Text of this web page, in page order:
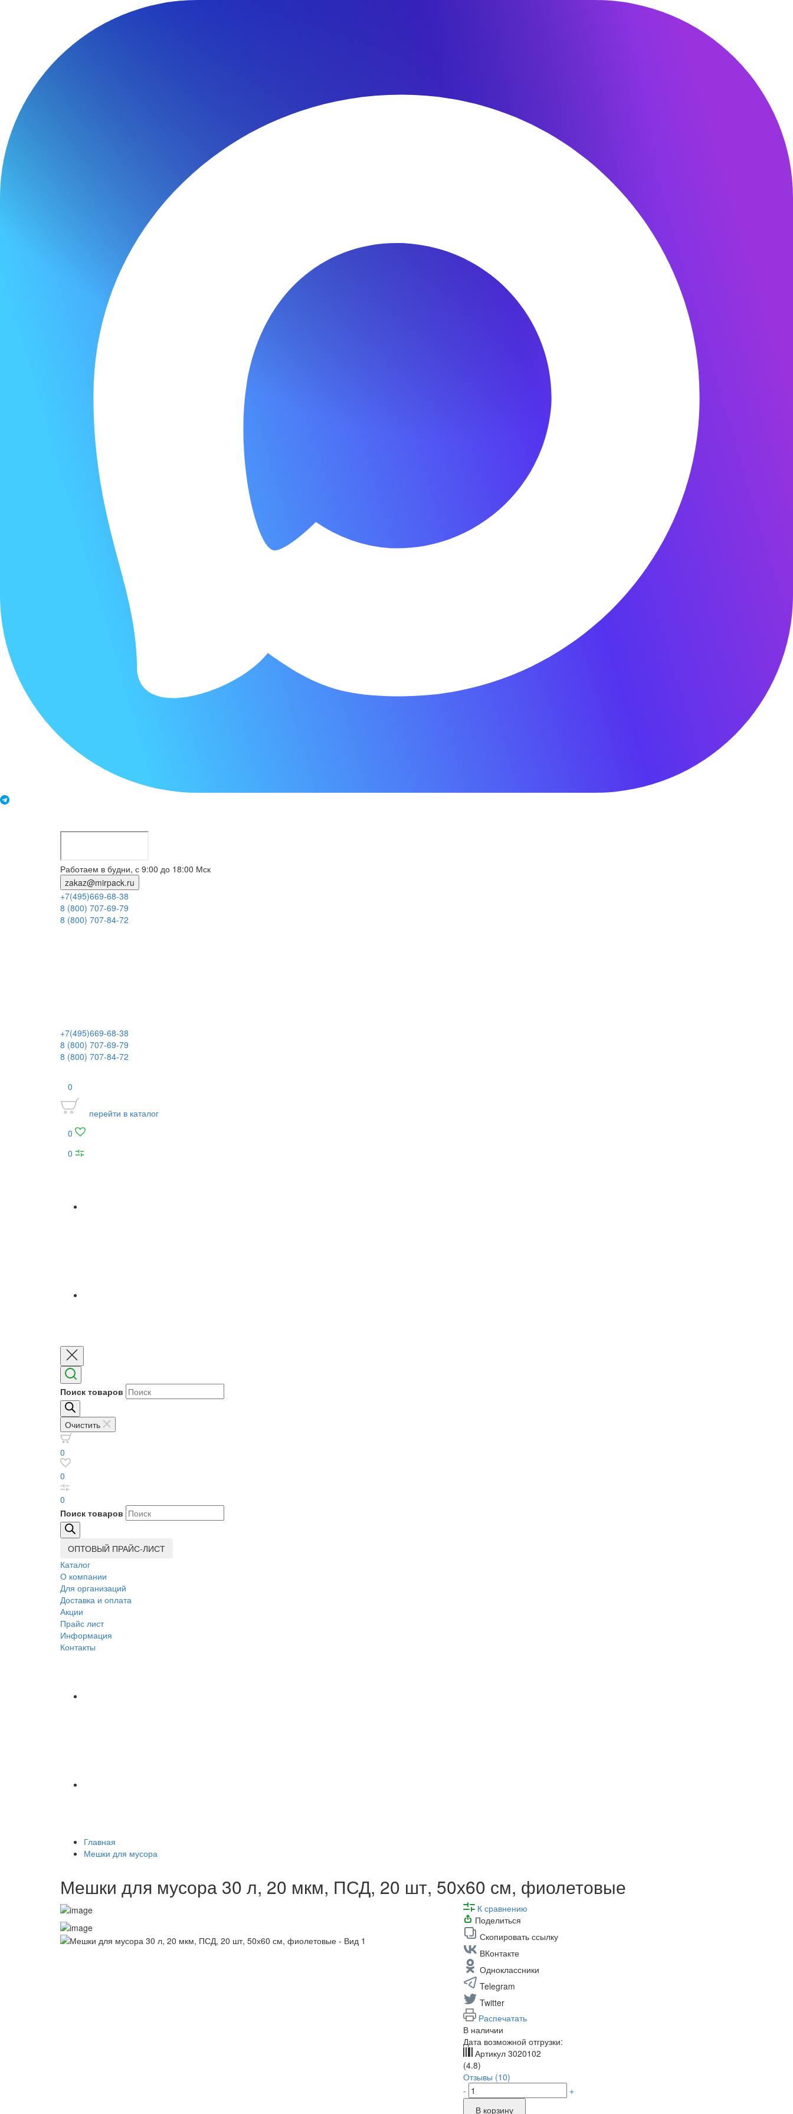
Работаем в будни, с 9:00 до 18:00 Мск
zakaz@mirpack.ru
+7(495)669-68-38
8 (800) 707-69-79
8 (800) 707-84-72
+7(495)669-68-38
8 (800) 707-69-79
8 (800) 707-84-72
0
перейти в каталог
0
0
Поиск товаров
Очистить
0
0
0
Поиск товаров
ОПТОВЫЙ ПРАЙС-ЛИСТ
Каталог
О компании
Для организаций
Доставка и оплата
Акции
Прайс лист
Информация
Контакты
Главная
Мешки для мусора
Мешки для мусора 30 л, 20 мкм, ПСД, 20 шт, 50х60 см, фиолетовые
К сравнению
Поделиться
Скопировать ссылку
ВКонтакте
Одноклассники
Telegram
Twitter
Распечатать
В наличии
Дата возможной отгрузки:
Артикул 3020102
(4.8)
Отзывы (10)
-
+
В корзину